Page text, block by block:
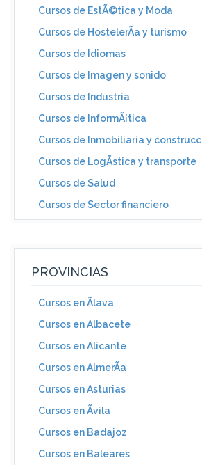
Cursos de EstÃ©tica y Moda
Cursos de HostelerÃ­a y turismo
Cursos de Idiomas
Cursos de Imagen y sonido
Cursos de Industria
Cursos de InformÃ¡tica
Cursos de Inmobiliaria y
Cursos de LogÃ­stica y transporte
Cursos de Salud
Cursos de Sector financiero
PROVINCIAS
Cursos en Ãlava
Cursos en Albacete
Cursos en Alicante
Cursos en AlmerÃ­a
Cursos en Asturias
Cursos en Ãvila
Cursos en Badajoz
Cursos en Baleares